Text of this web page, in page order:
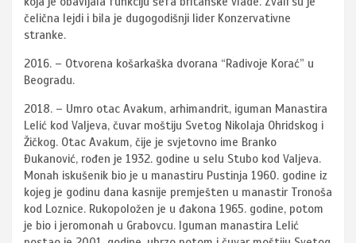
čelična lejdi i bila je dugogodišnji lider Konzervativne
stranke.
2016. – Otvorena košarkaška dvorana “Radivoje Korać” u
Beogradu.
2018. – Umro otac Avakum, arhimandrit, iguman Manastira
Lelić kod Valjeva, čuvar moštiju Svetog Nikolaja Ohridskog i
Žičkog. Otac Avakum, čije je svjetovno ime Branko
Đukanović, rođen je 1932. godine u selu Stubo kod Valjeva.
Monah iskušenik bio je u manastiru Pustinja 1960. godine iz
kojeg je godinu dana kasnije premješten u manastir Tronoša
kod Loznice. Rukopoložen je u đakona 1965. godine, potom
je bio i jeromonah u Grabovcu. Iguman manastira Lelić